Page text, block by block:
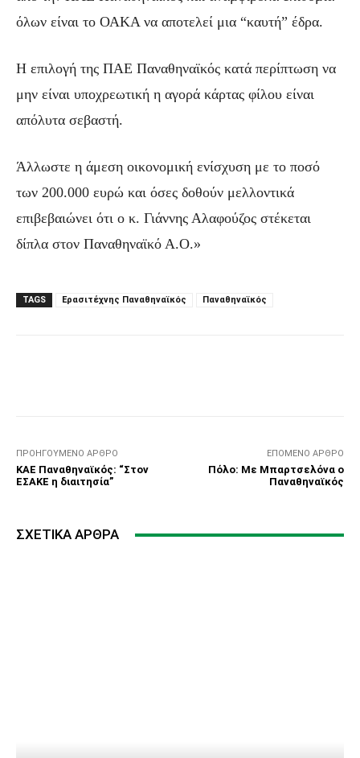
όλων είναι το ΟΑΚΑ να αποτελεί μια “καυτή” έδρα.
Η επιλογή της ΠΑΕ Παναθηναϊκός κατά περίπτωση να
μην είναι υποχρεωτική η αγορά κάρτας φίλου είναι
απόλυτα σεβαστή.
Άλλωστε η άμεση οικονομική ενίσχυση με το ποσό
των 200.000 ευρώ και όσες δοθούν μελλοντικά
επιβεβαιώνει ότι ο κ. Γιάννης Αλαφούζος στέκεται
δίπλα στον Παναθηναϊκό Α.Ο.»
TAGS Ερασιτέχνης Παναθηναϊκός Παναθηναϊκός
ΠΡΟΗΓΟΎΜΕΝΟ ΆΡΘΡΟ
ΚΑΕ Παναθηναϊκός: “Στον
ΕΣΑΚΕ η διαιτησία”
ΕΠΌΜΕΝΟ ΆΡΘΡΟ
Πόλο: Mε Μπαρτσελόνα ο
Παναθηναϊκός
ΣΧΕΤΙΚΆ ΆΡΘΡΑ